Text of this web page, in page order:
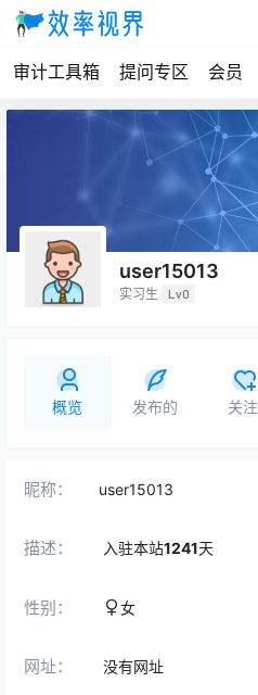
审计工具箱 提问专区 会员
user15013
实习生 Lv0
概览 发布的 关注
昵称： user15013
描述： 入驻本站1241天
性别： 女
网址： 没有网址